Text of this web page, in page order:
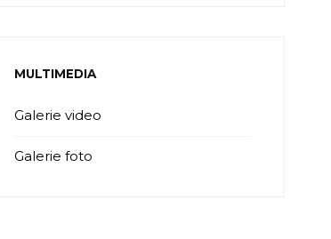
MULTIMEDIA
Galerie video
Galerie foto